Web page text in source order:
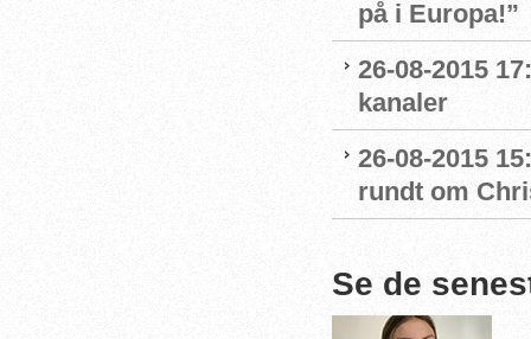
på i Europa!”
26-08-2015
kanaler
26-08-2015
rundt om
Se de